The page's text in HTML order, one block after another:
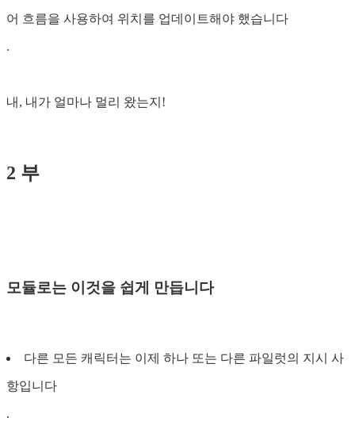
어 흐름을 사용하여 위치를 업데이트해야 했습니다
.
내, 내가 얼마나 멀리 왔는지!
2 부
모듈로는 이것을 쉽게 만듭니다
다른 모든 캐릭터는 이제 하나 또는 다른 파일럿의 지시 사
항입니다
.